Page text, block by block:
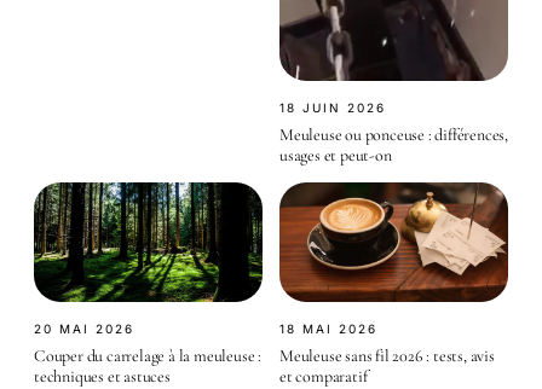
18 JUIN 2026
Meuleuse ou ponceuse : différences,
usages et peut-on
20 MAI 2026
Couper du carrelage à la meuleuse :
techniques et astuces
18 MAI 2026
Meuleuse sans fil 2026 : tests, avis
et comparatif